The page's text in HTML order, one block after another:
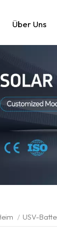
Über Uns
/ USV-